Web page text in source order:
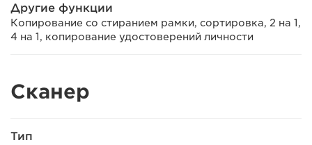
Другие функции
Копирование со стиранием рамки, сортировка, 2 на 1,
4 на 1, копирование удостоверений личности
Сканер
Тип